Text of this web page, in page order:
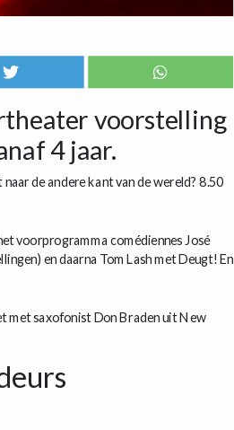
voorstelling
4 jaar.
de andere kant van de wereld? 8.50
voorprogramma comédiennes José
en daarna Tom Lash met Deugt! En
met saxofonist Don Braden uit New